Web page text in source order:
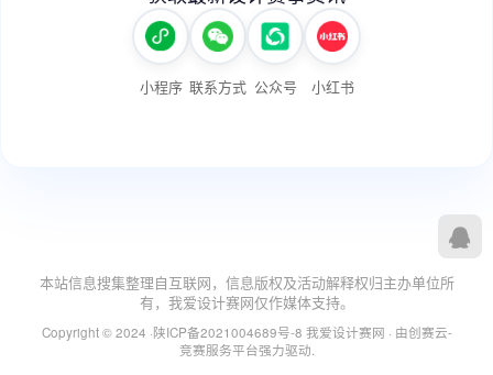
本站信息搜集整理自互联网，信息版权及活动解释权归主办单位所
有，我爱设计赛网仅作媒体支持。
Copyright © 2024 ·陕ICP备2021004689号-8 我爱设计赛网 · 由创赛云-
竞赛服务平台强力驱动.